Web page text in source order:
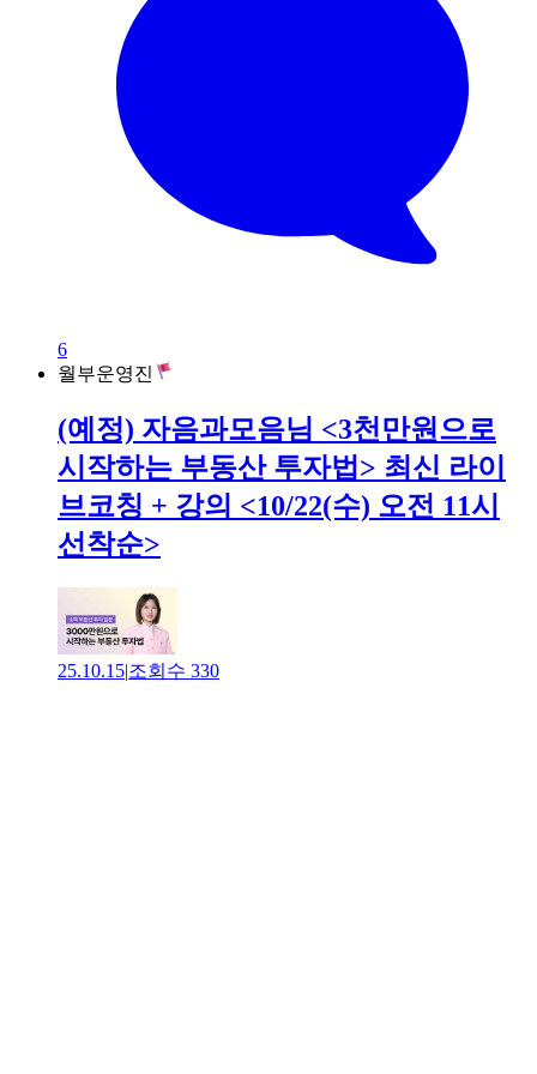
6
월부운영진
(예정) 자음과모음님 <3천만원으로
시작하는 부동산 투자법> 최신 라이
브코칭 + 강의 <10/22(수) 오전 11시
선착순>
25.10.15|조회수 330